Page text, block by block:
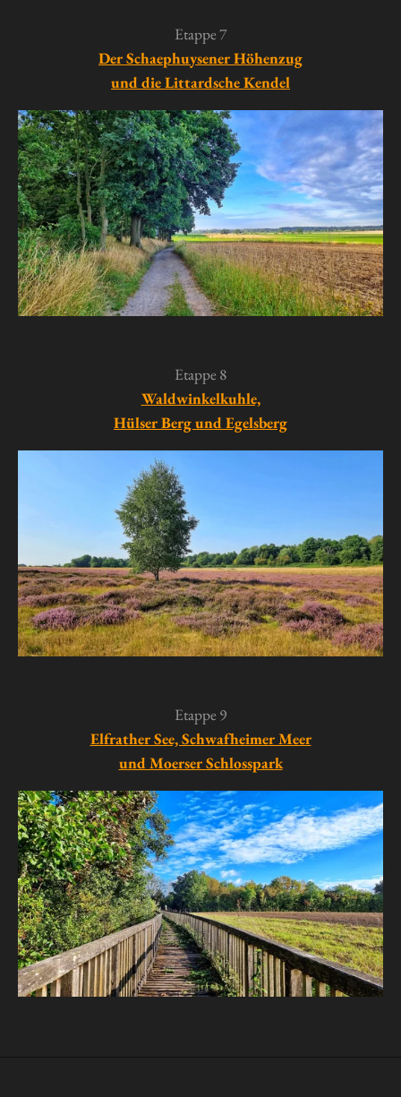
Etappe 7
Der Schaephuysener Höhenzug
und die Littardsche Kendel
Etappe 8
Waldwinkelkuhle,
Hülser Berg und Egelsberg
Etappe 9
Elfrather See, Schwafheimer Meer
und Moerser Schlosspark